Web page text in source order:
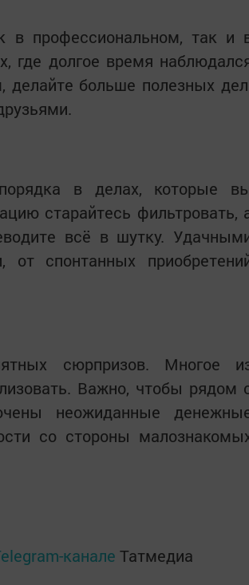
в профессиональном, так и
где долгое время
делайте больше полезных
в делах, которые
старайтесь фильтровать,
всё в шутку.
от спонтанных
сюрпризов. Многое
Важно, чтобы рядом
неожиданные
со стороны
канале Татмедиа